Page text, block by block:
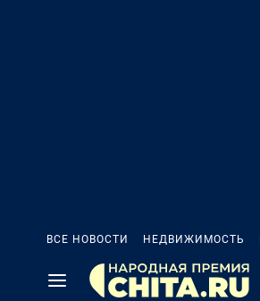
ВСЕ НОВОСТИ НЕДВИЖИМОСТЬ